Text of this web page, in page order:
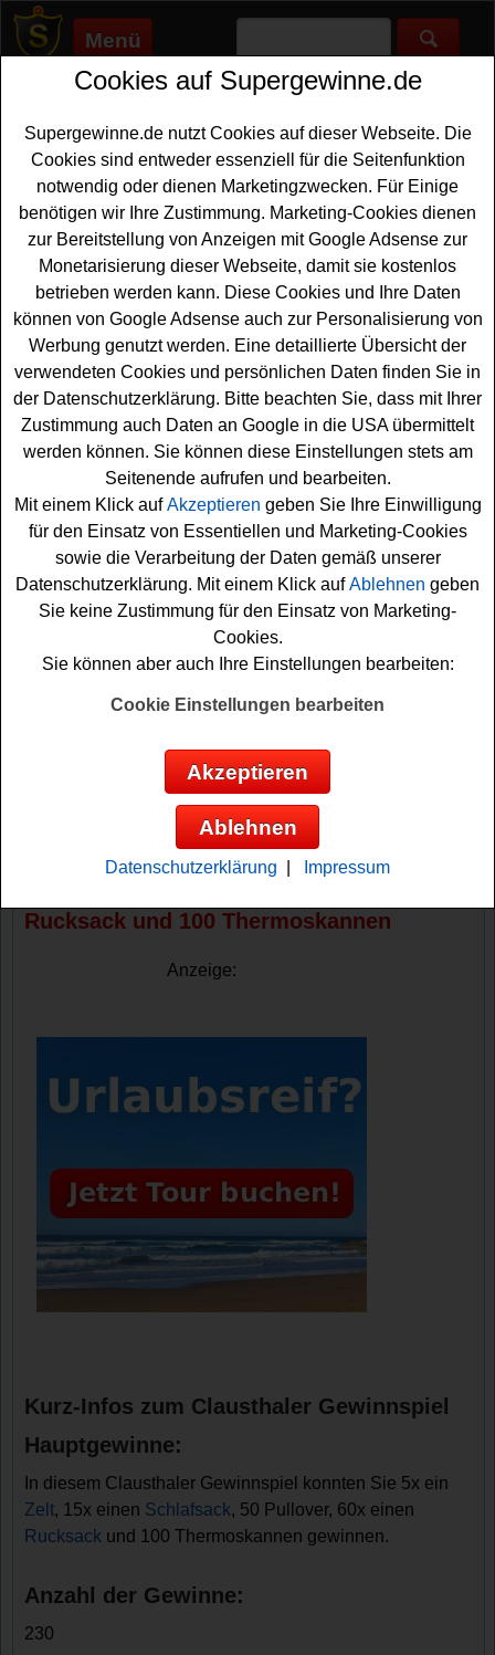
Menü
Supergewinne.de>Gewinnspiele>Sonstige Gewinnspiele
Anzeige:
Anzeige:
Clausthaler Gewinnspiel - mit
Kassenbon gewinnen
Ein tolles Clausthaler Gewinnspiel mit Kassenbon für
alle Outdoor-Fans unter den Gewinnern. Clausthaler
verlost bei diesem Kassenbon Gewinnspiel
hochwertiges Outdoor-Zubehör von Jack Wolfskin. Zu
gewinnen gibt es fünfmal ein Grand Illusion IVZeltund
15x einen komfortablen Schlafsack als Highlights.
Weiterhin warten 50 Pullover sowie 60x ein robuster
Rucksack und 100 Thermoskannen auf glückliche
Gewinner.
Falls Sie an dem Clausthaler Gewinnspiel teilnehmen
möchten, müssen Sie einen Kassenbon einsenden.
Dafür müssen Sie im Aktionszeitraum ein teilnehmendes
Clausthaler Sixpack kaufen (Clausthaler Original,
Clausthaler Extraherb, Clausthaler Naturtrüb oder
Kassenbon hochladen. Bitte beachten Sie die genauen
Bedingungen. Machen Sie mit und versuchen Sie Ihr
Glück bei diesem tollen Clausthaler Gewinnspiel!
Clausthaler verlost 5x ein Zelt, 15x einen
Rucksack und 100 Thermoskannen
Anzeige:
Kurz-Infos zum Clausthaler Gewinnspiel
Hauptgewinne:
In diesem Clausthaler Gewinnspiel konnten Sie 5x ein
Zelt, 15x einen Schlafsack, 50 Pullover, 60x einen
Rucksack und 100 Thermoskannen gewinnen.
Anzahl der Gewinne:
230
Cookies auf Supergewinne.de
Supergewinne.de nutzt Cookies auf dieser Webseite. Die
Cookies sind entweder essenziell für die Seitenfunktion
notwendig oder dienen Marketingzwecken. Für Einige
benötigen wir Ihre Zustimmung. Marketing-Cookies dienen
zur Bereitstellung von Anzeigen mit Google Adsense zur
Monetarisierung dieser Webseite, damit sie kostenlos
betrieben werden kann. Diese Cookies und Ihre Daten
können von Google Adsense auch zur Personalisierung von
Werbung genutzt werden. Eine detaillierte Übersicht der
verwendeten Cookies und persönlichen Daten finden Sie in
der Datenschutzerklärung. Bitte beachten Sie, dass mit Ihrer
Zustimmung auch Daten an Google in die USA übermittelt
werden können. Sie können diese Einstellungen stets am
Seitenende aufrufen und bearbeiten.
Mit einem Klick aufAkzeptieren geben Sie Ihre Einwilligung
für den Einsatz von Essentiellen und Marketing-Cookies
sowie die Verarbeitung der Daten gemäß unserer
Datenschutzerklärung. Mit einem Klick aufAblehnen geben
Sie keine Zustimmung für den Einsatz von Marketing-
Cookies.
Sie können aber auch Ihre Einstellungen bearbeiten:
Cookie Einstellungen bearbeiten
Akzeptieren
Ablehnen
Datenschutzerklärung Impressum